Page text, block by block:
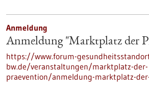
Anmeldung
Anmeldung "Marktplatz der
https://www.forum-
bw.de/veranstaltungen/marktplatz-der-
praevention/anmeldung-marktplatz-